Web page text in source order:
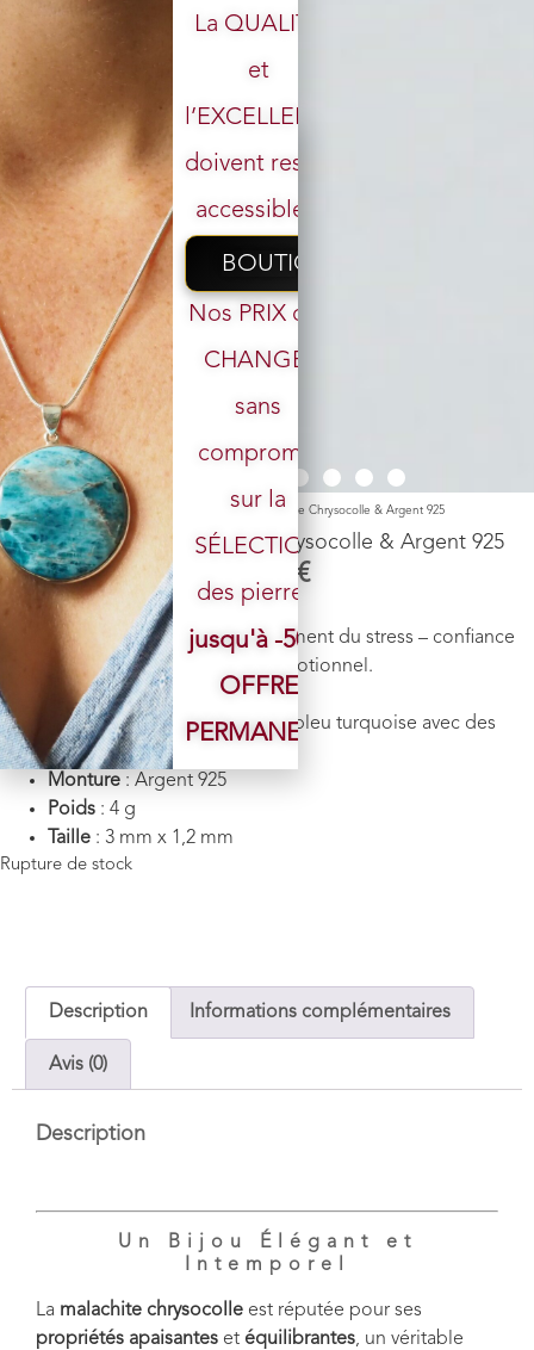
Accueil/Boutique/ Pendentif / Pendentif n°2 Malachite Chrysocolle & Argent 925
Pendentif n°2 Malachite Chrysocolle & Argent 925
74,00 €
Pierre: Malachite Chrysocolle
Vertus énergétiques: Apaisement du stress – confiance
en soi, favorise l’équilibre émotionnel.
Chakra: Cœur et Gorge
Couleur: Nuances de vert et bleu turquoise avec des
motifs naturels
Monture : Argent 925
Poids : 4 g
Taille : 3 mm x 1,2 mm
Rupture de stock
Description Informations complémentaires
Avis (0)
Description
Un Bijou Élégant et
Intemporel
La malachite chrysocolle est réputée pour ses
propriétés apaisantes et équilibrantes, un véritable
Votre email
La QUALITÉ
et
l’EXCELLENCE
doivent rester
accessibles.
BOUTIQUE
Nos PRIX ont
CHANGÉ,
sans
compromis
sur la
SÉLECTION
des pierres.
jusqu'à -50%
OFFRE
PERMANENTE